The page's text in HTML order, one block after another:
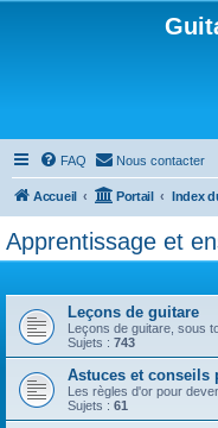
FAQ Nous contacter
Accueil Portail Index
Apprentissage et
Leçons de guitare
Leçons de guitare, sous
Sujets : 743
Astuces et conseils
Les règles d'or pour
Sujets : 61